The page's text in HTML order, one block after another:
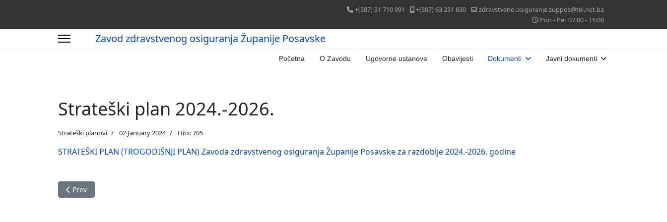
+(387) 31 710 991 +(387) 63 231 830
zdravstveno.osiguranje.zuppos@tel.net.ba
Pon - Pet 07:00 - 15:00
Zavod zdravstvenog osiguranja Županije Posavske
Početna O Zavodu Ugovorne ustanove Obavijesti Dokumenti Javni dokumenti
Strateški plan 2024.-2026.
Strateški planovi 02 January 2024 Hits: 705
STRATEŠKI PLAN (TROGODIŠNJI PLAN) Zavoda zdravstvenog osiguranja Županije Posavske za razdoblje 2024.-2026. godine
Previous article: Strateški plan 2025.-2027.
Prev